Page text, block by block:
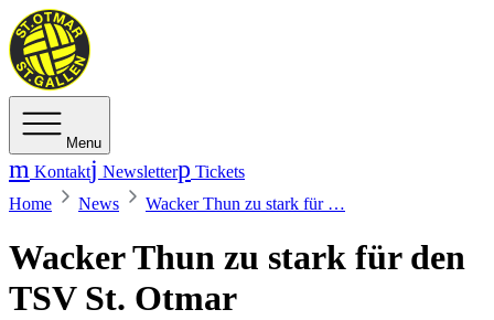
Menu
Kontakt Newsletter
Tickets
Home
News Wacker Thun zu stark für …
Wacker Thun zu stark für den
TSV St. Otmar